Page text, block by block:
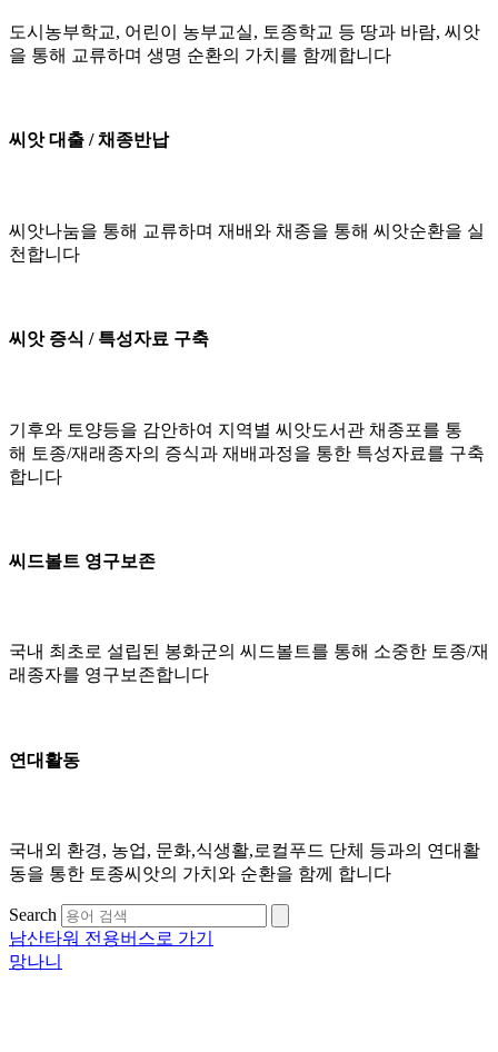
도시농부학교, 어린이 농부교실, 토종학교 등 땅과 바람, 씨앗
을 통해 교류하며 생명 순환의 가치를 함께합니다
씨앗 대출 / 채종반납
씨앗나눔을 통해 교류하며 재배와 채종을 통해 씨앗순환을 실
천합니다
씨앗 증식 / 특성자료 구축
기후와 토양등을 감안하여 지역별 씨앗도서관 채종포를 통
해 토종/재래종자의 증식과 재배과정을 통한 특성자료를 구축
합니다
씨드볼트 영구보존
국내 최초로 설립된 봉화군의 씨드볼트를 통해 소중한 토종/재
래종자를 영구보존합니다
연대활동
국내외 환경, 농업, 문화,식생활,로컬푸드 단체 등과의 연대활
동을 통한 토종씨앗의 가치와 순환을 함께 합니다
Search
남산타워 전용버스로 가기
망나니